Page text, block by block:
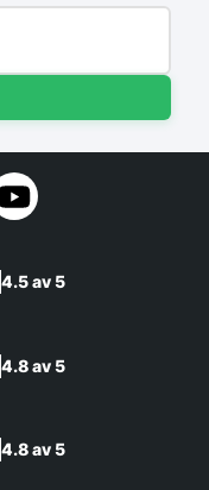
4.5 av 5
4.8 av 5
4.8 av 5